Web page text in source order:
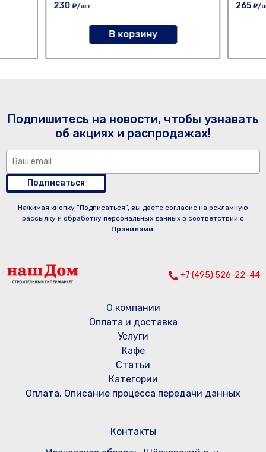
230 ₽/шт
В корзину
265 ₽/
Подпишитесь на новости, чтобы узнавать
об акциях и распродажах!
Подписаться
Нажимая кнопку “Подписаться”, вы даете согласие на рекламную
рассылку и обработку персональных данных в соответствии с
Правилами.
+7 (495) 526-22-44
О компании
Оплата и доставка
Услуги
Кафе
Статьи
Категории
Оплата. Описание процесса передачи данных
Контакты